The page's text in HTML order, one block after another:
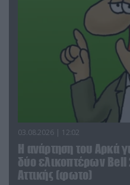
03.08.2026 | 12:02
Η ανάρτηση του Αρκά
δύο ελικοπτέρων Bell
Αττικής (φωτο)